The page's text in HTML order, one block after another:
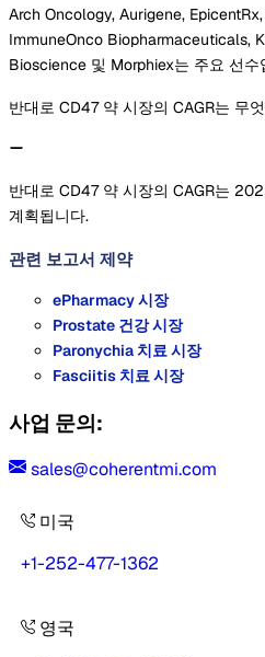
Arch Oncology, Aurigene,
ImmuneOnco Biopharmaceuticals,
Bioscience 및 Morphiex는 주요 선수
반대로 CD47 약 시장의 CAGR는 무
반대로 CD47 약 시장의 CAGR는
계획됩니다.
관련 보고서 제약
ePharmacy 시장
Prostate 건강 시장
Paronychia 치료 시장
Fasciitis 치료 시장
사업 문의:
sales@coherentmi.com
미국
+1-252-477-1362
영국